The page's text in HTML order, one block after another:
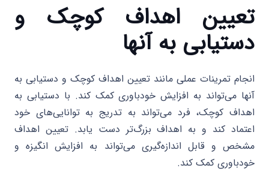
تعیین اهداف کوچک و
دستیابی به آنها
انجام تمرینات عملی مانند تعیین اهداف کوچک و دستیابی به
آنها می‌تواند به افزایش خودباوری کمک کند. با دستیابی به
اهداف کوچک، فرد می‌تواند به تدریج به توانایی‌های خود
اعتماد کند و به اهداف بزرگ‌تر دست یابد. تعیین اهداف
مشخص و قابل اندازه‌گیری می‌تواند به افزایش انگیزه و
خودباوری کمک کند.